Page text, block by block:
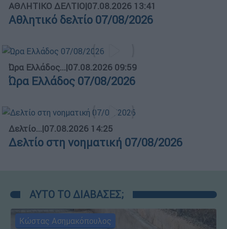
ΑΘΛΗΤΙΚΟ ΔΕΛΤΙΟ|07.08.2026 13:41
Αθλητικό δελτίο 07/08/2026
Ώρα Ελλάδος...|07.08.2026 09:59
Ώρα Ελλάδος 07/08/2026
Δελτίο...|07.08.2026 14:25
Δελτίο στη νοηματική 07/08/2026
ΑΥΤΟ ΤΟ ΔΙΑΒΑΣΕΣ;
Κώστας Ασημακόπουλος